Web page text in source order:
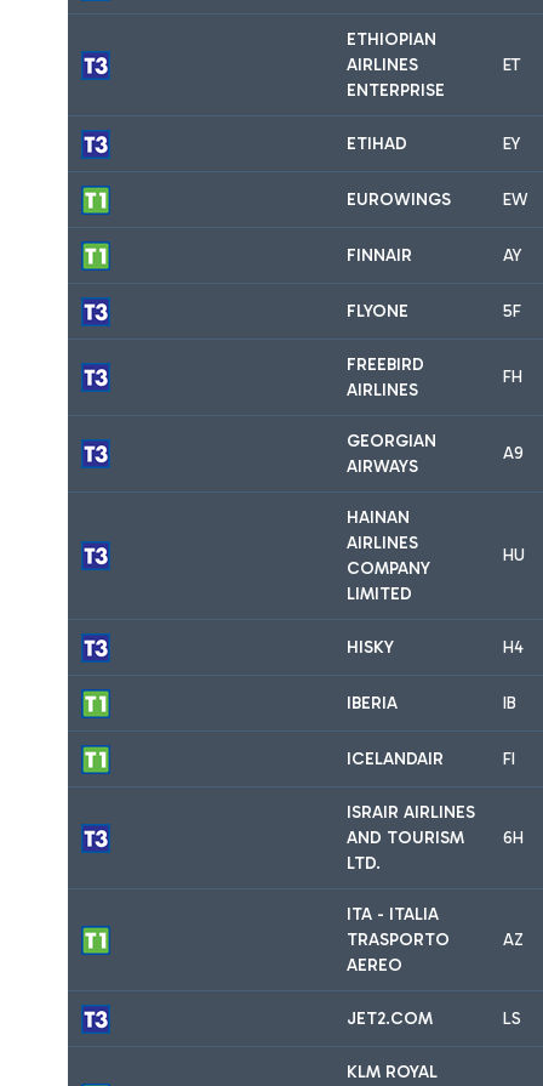
ETHIOPIAN
AIRLINES
ENTERPRISE
ET
ETIHAD EY
EUROWINGS EW
FINNAIR AY
FLYONE 5F
FREEBIRD
AIRLINES
FH
GEORGIAN
AIRWAYS
A9
HAINAN
AIRLINES
COMPANY
LIMITED
HU
HISKY H4
IBERIA IB
ICELANDAIR FI
ISRAIR AIRLINES
AND TOURISM
LTD.
6H
ITA - ITALIA
TRASPORTO
AEREO
AZ
JET2.COM LS
KLM ROYAL